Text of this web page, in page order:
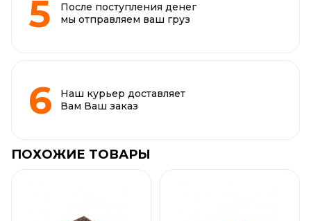
После поступления денег
мы отправляем ваш груз
Наш курьер доставляет
Вам Ваш заказ
ПОХОЖИЕ ТОВАРЫ